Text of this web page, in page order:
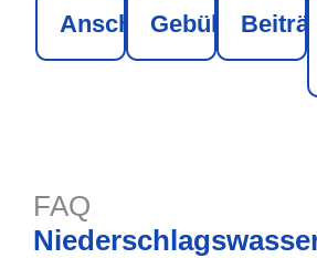
AnschlussGebühren
FAQ